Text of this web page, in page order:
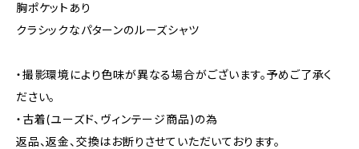
胸ポケットあり
クラシックなパターンのルーズシャツ
・撮影環境により色味が異なる場合がございます。予めご了承く
ださい。
・古着(ユーズド、ヴィンテージ商品)の為
返品、返金、交換はお断りさせていただいております。